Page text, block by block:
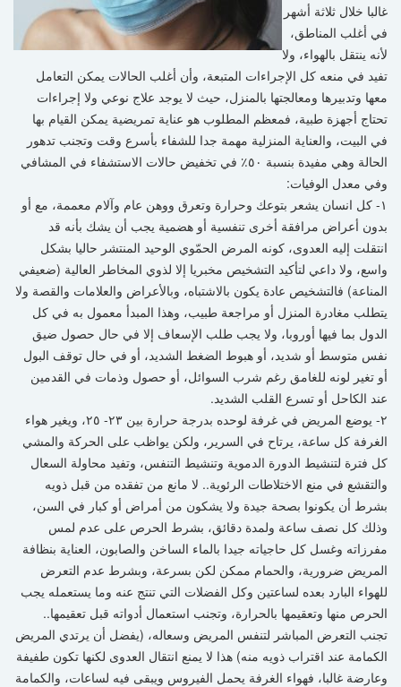
غالبا خلال ثلاثة أشهر
في أغلب المناطق،
لأنه ينتقل بالهواء، ولا
تفيد في منعه كل الإجراءات المتبعة، وأن أغلب الحالات يمكن التعامل
معها وتدبيرها ومعالجتها بالمنزل، حيث لا يوجد علاج نوعي ولا إجراءات
تحتاج أجهزة طبية، فمعظم المطلوب هو عناية تمريضية يمكن القيام بها
في البيت، والعناية المنزلية مهمة جدا للشفاء بأسرع وقت وتجنب تدهور
الحالة وهي مفيدة بنسبة ٥٠٪ في تخفيض حالات الاستشفاء في المشافي
وفي معدل الوفيات:
١- كل انسان يشعر بتوعك وحرارة وتعرق ووهن عام وآلام معممة، مع أو
بدون أعراض مرافقة أخرى تنفسية أو هضمية يجب أن يشك بأنه قد
انتقلت إليه العدوى، كونه المرض الحمّوي الوحيد المنتشر حاليا بشكل
واسع، ولا داعي لتأكيد التشخيص مخبريا إلا لذوي المخاطر العالية (ضعيفي
المناعة) فالتشخيص عادة يكون بالاشتباه، وبالأعراض والعلامات والقصة ولا
يتطلب مغادرة المنزل أو مراجعة طبيب، وهذا المبدأ معمول به في كل
الدول بما فيها أوروبا، ولا يجب طلب الإسعاف إلا في حال حصول ضيق
نفس متوسط أو شديد، أو هبوط الضغط الشديد، أو في حال توقف البول
أو تغير لونه للغامق رغم شرب السوائل، أو حصول وذمات في القدمين
عند الكاحل أو تسرع القلب الشديد.
٢- يوضع المريض في غرفة لوحده بدرجة حرارة بين ٢٣- ٢٥، ويغير هواء
الغرفة كل ساعة، يرتاح في السرير، ولكن يواظب على الحركة والمشي
كل فترة لتنشيط الدورة الدموية وتنشيط التنفس، وتفيد محاولة السعال
والتقشع في منع الاختلاطات الرئوية.. لا مانع من تفقده من قبل ذويه
بشرط أن يكونوا بصحة جيدة ولا يشكون من أمراض أو كبار في السن،
وذلك كل نصف ساعة ولمدة دقائق، بشرط الحرص على عدم لمس
مفرزاته وغسل كل حاجياته جيدا بالماء الساخن والصابون، العناية بنظافة
المريض ضرورية، والحمام ممكن لكن بسرعة، وبشرط عدم التعرض
للهواء البارد بعده لساعتين وكل الفضلات التي تنتج عنه وما يستعمله يجب
الحرص منها وتعقيمها بالحرارة، وتجنب استعمال أدواته قبل تعقيمها..
تجنب التعرض المباشر لتنفس المريض وسعاله، (يفضل أن يرتدي المريض
الكمامة عند اقتراب ذويه منه) هذا لا يمنع انتقال العدوى لكنها تكون طفيفة
وعارضة غالبا، فهواء الغرفة يحمل الفيروس ويبقى فيه لساعات، والكمامة